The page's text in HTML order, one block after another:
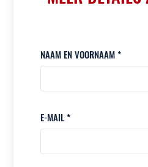
NAAM EN VOORNAAM *
E-MAIL *